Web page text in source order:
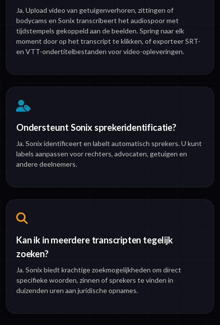
Ja. Upload video van getuigenverhoren, zittingen of
bodycams en Sonix transcribeert het audiospoor met
tijdstempels gekoppeld aan de beelden. Spring naar elk
moment door op het transcript te klikken, of exporteer SRT-
en VTT-ondertitelbestanden voor video-opleveringen.
Ondersteunt Sonix sprekeridentificatie?
Ja. Sonix identificeert en labelt automatisch sprekers. U kunt
labels aanpassen voor rechters, advocaten, getuigen en
andere deelnemers.
Kan ik in meerdere transcripten tegelijk
zoeken?
Ja. Sonix biedt krachtige zoekmogelijkheden om direct
specifieke woorden, zinnen of sprekers te vinden in
duizenden uren aan juridische opnames.